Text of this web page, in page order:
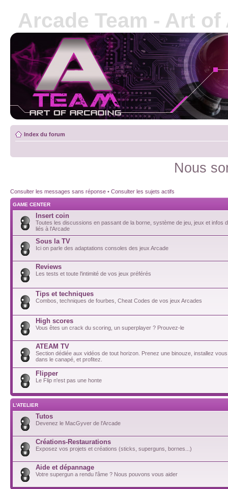
Arcade Team - Art
Index du forum
Nous
Consulter les messages sans réponse • Consulter les sujets actifs
GAME CENTER
Insert coin
Toutes les discussions en passant de la borne, système de jeu, jeux et infos
liés à l'Arcade
Sous la TV
Ici on parle des adaptations consoles des jeux Arcade
Reviews
Les tests et toute l'intimité de vos jeux préférés
Tips et techniques
Combos, techniques de fourbes, Cheat Codes de vos jeux Arcades
High scores
Vous êtes un crack du scoring, un superplayer ? Prouvez-le
ATEAM TV
Section dédiée aux vidéos de tout horizon. Prenez une binouze, installez
dans le canapé, et profitez.
Flipper
Le Flip n'est pas une honte
L'ATELIER
Tutos
Devenez le MacGyver de l'Arcade
Créations-Restaurations
Exposez vos projets et créations (sticks, superguns, bornes...)
Aide et dépannage
Votre supergun a rendu l'âme ? Nous pouvons vous aider